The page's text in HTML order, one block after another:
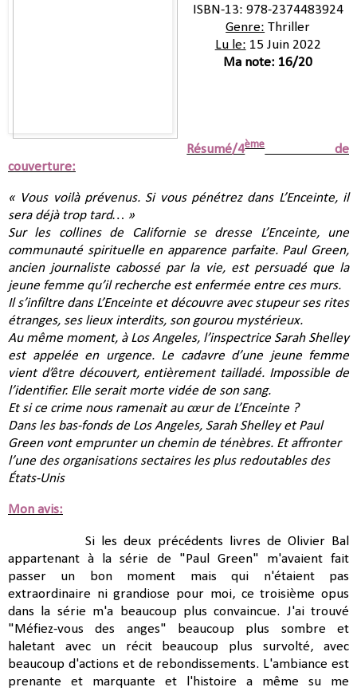
ISBN-13:‎ 978-2374483924
Genre: Thriller
Lu le: 15 Juin 2022
Ma note: 16/20
Résumé/4èmede
couverture:
« Vous voilà prévenus. Si vous pénétrez dans L’Enceinte, il
sera déjà trop tard… »
Sur les collines de Californie se dresse L’Enceinte, une
communauté spirituelle en apparence parfaite. Paul Green,
ancien journaliste cabossé par la vie, est persuadé que la
jeune femme qu’il recherche est enfermée entre ces murs.
Il s’infiltre dans L’Enceinte et découvre avec stupeur ses rites
étranges, ses lieux interdits, son gourou mystérieux.
Au même moment, à Los Angeles, l’inspectrice Sarah Shelley
est appelée en urgence. Le cadavre d’une jeune femme
vient d’être découvert, entièrement tailladé. Impossible de
l’identifier. Elle serait morte vidée de son sang.
Et si ce crime nous ramenait au cœur de L’Enceinte ?
Dans les bas-fonds de Los Angeles, Sarah Shelley et Paul
Green vont emprunter un chemin de ténèbres. Et affronter
l’une des organisations sectaires les plus redoutables des
États-Unis
Mon avis:
Si les deux précédents livres de Olivier Bal
appartenant à la série de "Paul Green" m'avaient fait
passer un bon moment mais qui n'étaient pas
extraordinaire ni grandiose pour moi, ce troisième opus
dans la série m'a beaucoup plus convaincue. J'ai trouvé
"Méfiez-vous des anges" beaucoup plus sombre et
haletant avec un récit beaucoup plus survolté, avec
beaucoup d'actions et de rebondissements. L'ambiance est
prenante et marquante et l'histoire a même su me